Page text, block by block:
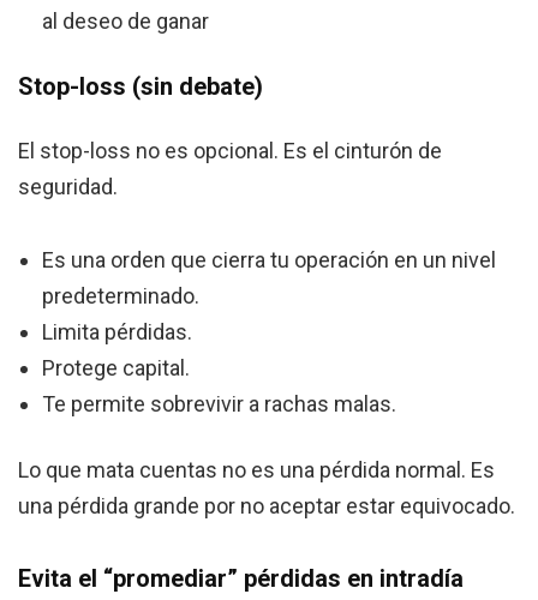
al deseo de ganar
Stop-loss (sin debate)
El stop-loss no es opcional. Es el cinturón de
seguridad.
Es una orden que cierra tu operación en un nivel
predeterminado.
Limita pérdidas.
Protege capital.
Te permite sobrevivir a rachas malas.
Lo que mata cuentas no es una pérdida normal. Es
una pérdida grande por no aceptar estar equivocado.
Evita el “promediar” pérdidas en intradía